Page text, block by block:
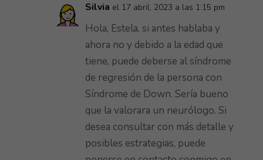
Silvia el 17 abril, 2023 a las 1:15 pm
Hola, Estela, si antes hablaba y
ahora no y debido a la edad que
tiene, puede deberse al síndrome
de regresión de la persona con
Síndrome de Down. Sería bueno
que la valorara un neurólogo. Si
desea consultar con más detalle y
posibles estrategias, puede